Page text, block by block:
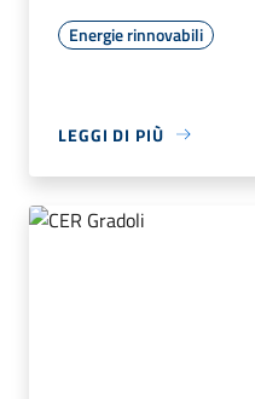
Energie rinnovabili
LEGGI DI PIÙ